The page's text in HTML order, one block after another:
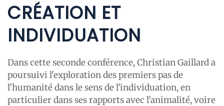
CRÉATION ET
INDIVIDUATION
Dans cette seconde conférence, Christian Gaillard a
poursuivi l'exploration des premiers pas de
l'humanité dans le sens de l'individuation, en
particulier dans ses rapports avec l'animalité, voire